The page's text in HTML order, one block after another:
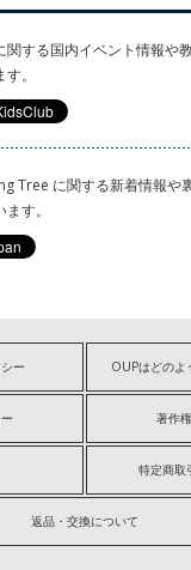
関する国内イベント情報や
。
Tree に関する新着情報や
す。
ー
著作
特定商取
返品・交換について